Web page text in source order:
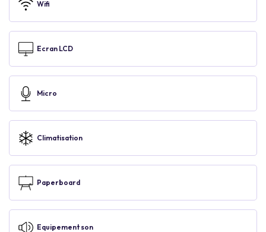
Wifi
Ecran LCD
Micro
Climatisation
Paperboard
Equipement son